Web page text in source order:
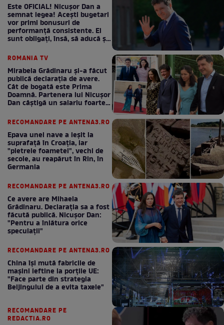
Este OFICIAL! Nicușor Dan a
semnat legea! Acești bugetari
vor primi bonusuri de
performanță consistente. Ei
sunt obligați, însă, să aducă și
ROMANIA TV
Mirabela Grădinaru și-a făcut
publică declarația de avere.
Cât de bogată este Prima
Doamnă. Partenera lui Nicușor
Dan câștigă un salariu foarte
RECOMANDARE PE ANTENA3.RO
Epava unei nave a ieșit la
suprafață în Croația, iar
"pietrele foametei", vechi de
secole, au reapărut în Rin, în
Germania
RECOMANDARE PE ANTENA3.RO
Ce avere are Mihaela
Grădinaru. Declarația sa a fost
făcută publică. Nicușor Dan:
"Pentru a înlătura orice
speculații"
RECOMANDARE PE ANTENA3.RO
China își mută fabricile de
mașini ieftine la porțile UE:
"Face parte din strategia
Beijingului de a evita taxele"
RECOMANDARE PE
REDACTIA.RO